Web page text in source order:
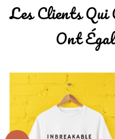
Les Clients Qui
Ont